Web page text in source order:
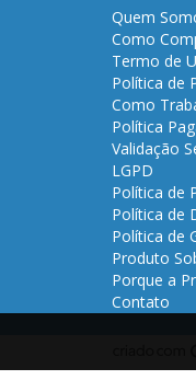
Quem
Como
Termo de
Política de
Como
Política
Validação
LGPD
Política de
Política de
Política de
Produto
Porque a
Contato